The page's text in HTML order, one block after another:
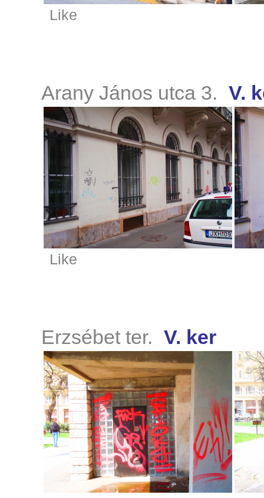
Like
Arany János utca 3. V.
Like
Erzsébet ter. V. ker